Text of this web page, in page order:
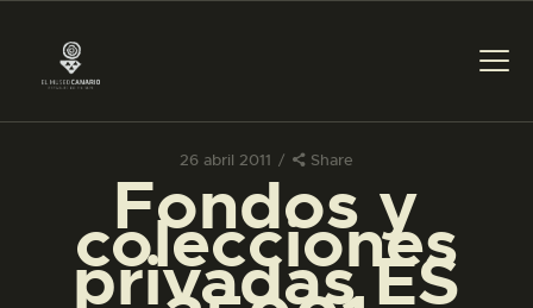
26 abril 2011 Share
Fondos y
colecciones
privadas ES
PREPARAR LA VISITA
ACTIVIDADES